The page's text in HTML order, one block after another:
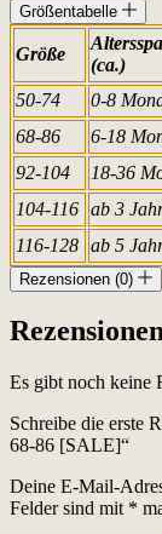
Größentabelle
Größe
(ca.)
50-74
0-8
68-86
6-18
92-104
18-36
104-116 ab 3
116-128 ab 5
Rezensionen (0)
Es gibt noch keine
Schreibe die erste
68-86 [SALE]“
Deine E-Mail-
Felder sind mit *